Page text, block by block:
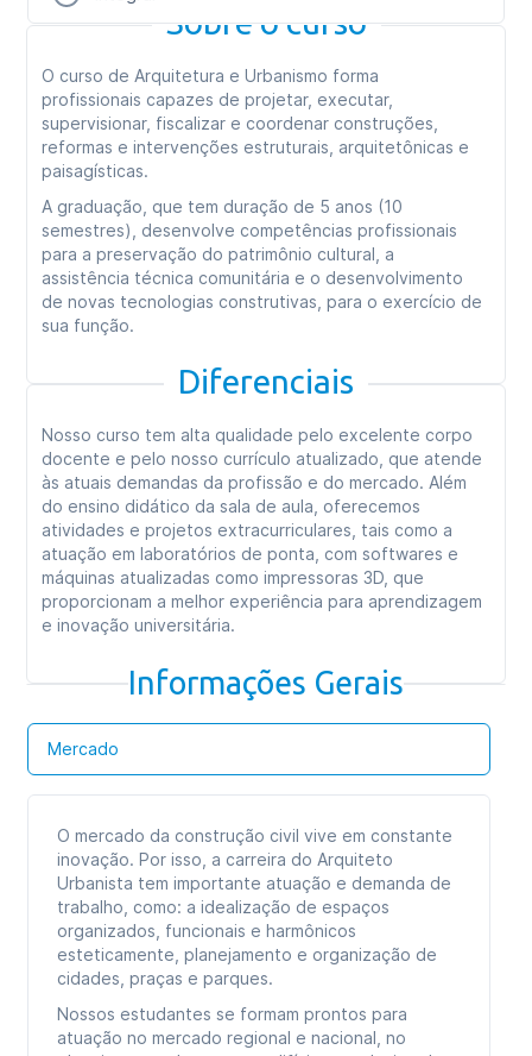
Sobre o curso
O curso de Arquitetura e Urbanismo forma
profissionais capazes de projetar, executar,
supervisionar, fiscalizar e coordenar construções,
reformas e intervenções estruturais, arquitetônicas e
paisagísticas.
A graduação, que tem duração de 5 anos (10
semestres), desenvolve competências profissionais
para a preservação do patrimônio cultural, a
assistência técnica comunitária e o desenvolvimento
de novas tecnologias construtivas, para o exercício de
sua função.
Diferenciais
Nosso curso tem alta qualidade pelo excelente corpo
docente e pelo nosso currículo atualizado, que atende
às atuais demandas da profissão e do mercado. Além
do ensino didático da sala de aula, oferecemos
atividades e projetos extracurriculares, tais como a
atuação em laboratórios de ponta, com softwares e
máquinas atualizadas como impressoras 3D, que
proporcionam a melhor experiência para aprendizagem
e inovação universitária.
Informações Gerais
Mercado
O mercado da construção civil vive em constante
inovação. Por isso, a carreira do Arquiteto
Urbanista tem importante atuação e demanda de
trabalho, como: a idealização de espaços
organizados, funcionais e harmônicos
esteticamente, planejamento e organização de
cidades, praças e parques.
Nossos estudantes se formam prontos para
atuação no mercado regional e nacional, no